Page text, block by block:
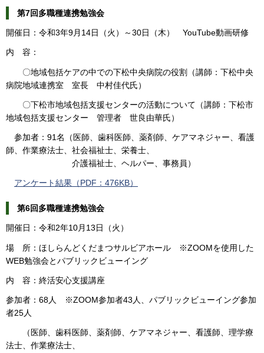
第7回多職種連携勉強会
開催日：令和3年9月14日（火）～30日（木） YouTube動画研修
内 容：
〇地域包括ケアの中での下松中央病院の役割（講師：下松中央
病院地域連携室 室長 中村佳代氏）
〇下松市地域包括支援センターの活動について（講師：下松市
地域包括支援センター 管理者 世良由華氏）
参加者：91名（医師、歯科医師、薬剤師、ケアマネジャー、看護
師、作業療法士、社会福祉士、栄養士、
介護福祉士、ヘルパー、事務員）
アンケート結果（PDF：476KB）
第6回多職種連携勉強会
開催日：令和2年10月13日（火）
場 所：ほしらんどくだまつサルビアホール ※ZOOMを使用した
WEB勉強会とパブリックビューイング
内 容：終活安心支援講座
参加者：68人 ※ZOOM参加者43人、パブリックビューイング参加
者25人
（医師、歯科医師、薬剤師、ケアマネジャー、看護師、理学療
法士、作業療法士、